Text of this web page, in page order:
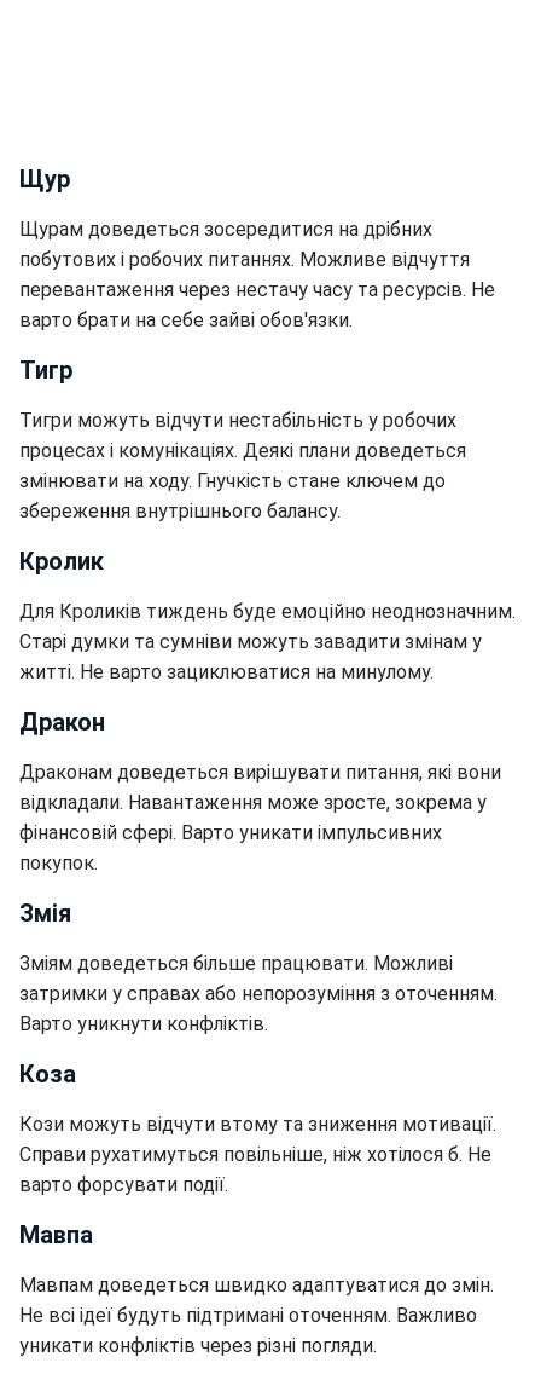
Щур
Щурам доведеться зосередитися на дрібних
побутових і робочих питаннях. Можливе відчуття
перевантаження через нестачу часу та ресурсів. Не
варто брати на себе зайві обов'язки.
Тигр
Тигри можуть відчути нестабільність у робочих
процесах і комунікаціях. Деякі плани доведеться
змінювати на ходу. Гнучкість стане ключем до
збереження внутрішнього балансу.
Кролик
Для Кроликів тиждень буде емоційно неоднозначним.
Старі думки та сумніви можуть завадити змінам у
житті. Не варто зациклюватися на минулому.
Дракон
Драконам доведеться вирішувати питання, які вони
відкладали. Навантаження може зросте, зокрема у
фінансовій сфері. Варто уникати імпульсивних
покупок.
Змія
Зміям доведеться більше працювати. Можливі
затримки у справах або непорозуміння з оточенням.
Варто уникнути конфліктів.
Коза
Кози можуть відчути втому та зниження мотивації.
Справи рухатимуться повільніше, ніж хотілося б. Не
варто форсувати події.
Мавпа
Мавпам доведеться швидко адаптуватися до змін.
Не всі ідеї будуть підтримані оточенням. Важливо
уникати конфліктів через різні погляди.